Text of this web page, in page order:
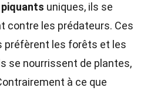
piquants uniques, ils se
contre les prédateurs. Ces
préfèrent les forêts et les
se nourrissent de plantes,
à ce que